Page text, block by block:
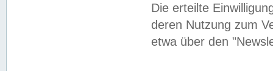
Die erteilte
deren Nutzung zum
etwa über den